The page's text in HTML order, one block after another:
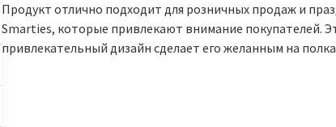
Продукт отлично подходит для розничных продаж и
Smarties, которые привлекают внимание покупателей.
привлекательный дизайн сделает его желанным на